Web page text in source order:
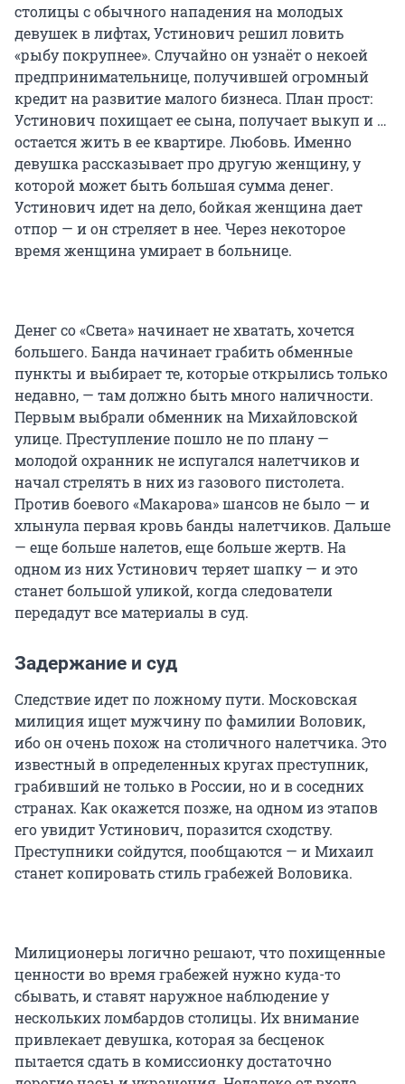
столицы с обычного нападения на молодых
девушек в лифтах, Устинович решил ловить
«рыбу покрупнее». Случайно он узнаёт о некоей
предпринимательнице, получившей огромный
кредит на развитие малого бизнеса. План прост:
Устинович похищает ее сына, получает выкуп и …
остается жить в ее квартире. Любовь. Именно
девушка рассказывает про другую женщину, у
которой может быть большая сумма денег.
Устинович идет на дело, бойкая женщина дает
отпор — и он стреляет в нее. Через некоторое
время женщина умирает в больнице.
Денег со «Света» начинает не хватать, хочется
большего. Банда начинает грабить обменные
пункты и выбирает те, которые открылись только
недавно, — там должно быть много наличности.
Первым выбрали обменник на Михайловской
улице. Преступление пошло не по плану —
молодой охранник не испугался налетчиков и
начал стрелять в них из газового пистолета.
Против боевого «Макарова» шансов не было — и
хлынула первая кровь банды налетчиков. Дальше
— еще больше налетов, еще больше жертв. На
одном из них Устинович теряет шапку — и это
станет большой уликой, когда следователи
передадут все материалы в суд.
Задержание и суд
Следствие идет по ложному пути. Московская
милиция ищет мужчину по фамилии Воловик,
ибо он очень похож на столичного налетчика. Это
известный в определенных кругах преступник,
грабивший не только в России, но и в соседних
странах. Как окажется позже, на одном из этапов
его увидит Устинович, поразится сходству.
Преступники сойдутся, пообщаются — и Михаил
станет копировать стиль грабежей Воловика.
Милиционеры логично решают, что похищенные
ценности во время грабежей нужно куда-то
сбывать, и ставят наружное наблюдение у
нескольких ломбардов столицы. Их внимание
привлекает девушка, которая за бесценок
пытается сдать в комиссионку достаточно